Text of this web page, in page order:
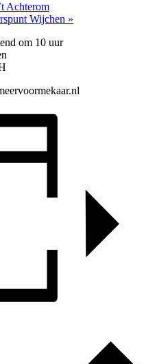
Achterom
Wijchen »
om 10 uur